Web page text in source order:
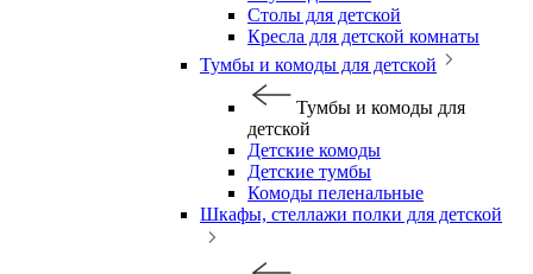
Столы для детской
Кресла для детской комнаты
Тумбы и комоды для детской
Тумбы и комоды для
детской
Детские комоды
Детские тумбы
Комоды пеленальные
Шкафы, стеллажи полки для детской